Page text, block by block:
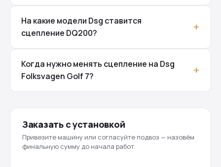
На какие модели Dsg ставится
сцепление DQ200?
Когда нужно менять сцепление на Dsg
Folksvagen Golf 7?
Заказать с установкой
Привезите машину или согласуйте подвоз — назовём
финальную сумму до начала работ.